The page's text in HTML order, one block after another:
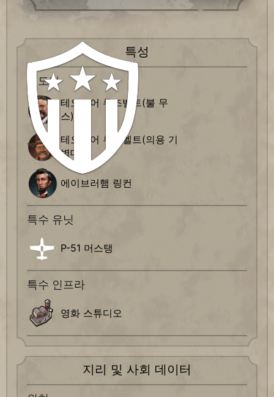
특성
지도자
테오도어 루즈벨트(불 무
스)
테오도어 루즈벨트(의용 기
병대)
에이브러햄 링컨
특수 유닛
P-51 머스탱
특수 인프라
영화 스튜디오
지리 및 사회 데이터